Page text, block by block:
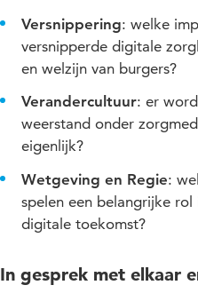
Versnippering: welke
versnipperde digitale
en welzijn van burgers?
Verandercultuur: er
weerstand onder
eigenlijk?
Wetgeving en Regie:
spelen een belangrijke
digitale toekomst?
In gesprek met elkaar